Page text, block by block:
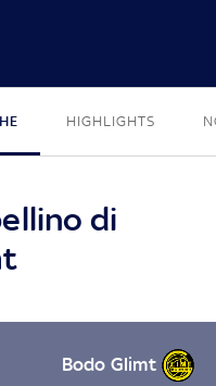
HIGHLIGHTS
di
Bodo Glimt